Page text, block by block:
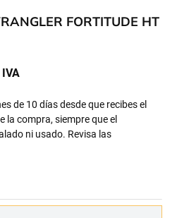
FORTITUDE HT
de 10 días desde que recibes el
compra, siempre que el
ni usado. Revisa las